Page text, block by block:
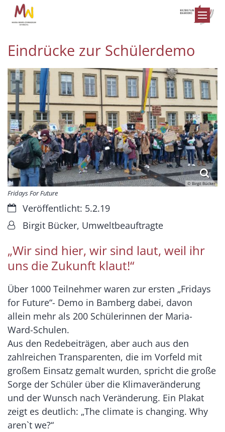
Zum Inhalt springen
Eindrücke zur Schülerdemo
© Birgit Bücker
Fridays For Future
Datum:Veröffentlicht: 5.2.19
Von:Birgit Bücker, Umweltbeauftragte
„Wir sind hier, wir sind laut, weil ihr
uns die Zukunft klaut!“
Über 1000 Teilnehmer waren zur ersten „Fridays
for Future“- Demo in Bamberg dabei, davon
allein mehr als 200 Schülerinnen der Maria-
Ward-Schulen.
Aus den Redebeiträgen, aber auch aus den
zahlreichen Transparenten, die im Vorfeld mit
großem Einsatz gemalt wurden, spricht die große
Sorge der Schüler über die Klimaveränderung
und der Wunsch nach Veränderung. Ein Plakat
zeigt es deutlich: „The climate is changing. Why
aren`t we?“